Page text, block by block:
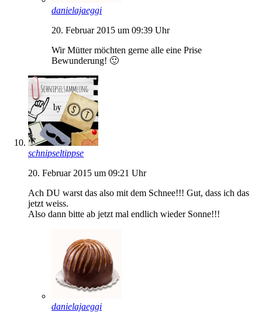
danielajaeggi
20. Februar 2015 um 09:39 Uhr
Wir Mütter möchten gerne alle eine Prise
Bewunderung! 🙂
schnipseltippse
20. Februar 2015 um 09:21 Uhr
Ach DU warst das also mit dem Schnee!!! Gut, dass ich das
jetzt weiss.
Also dann bitte ab jetzt mal endlich wieder Sonne!!!
danielajaeggi